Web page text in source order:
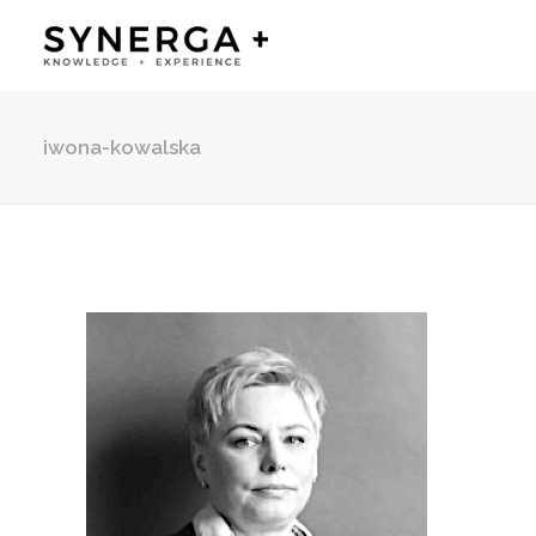
iwona-kowalska